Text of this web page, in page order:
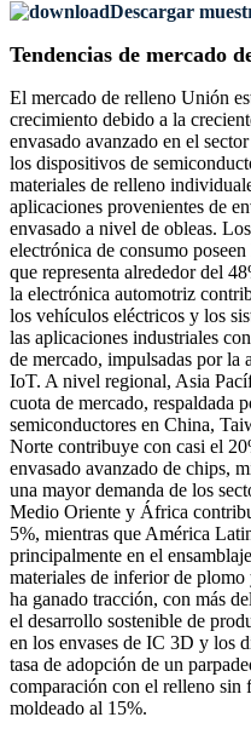
Descargar
Tendencias de mercado
El mercado de relleno Unión
crecimiento debido a la
envasado avanzado en el
los dispositivos de
materiales de relleno
aplicaciones provenientes de
envasado a nivel de obleas.
electrónica de consumo
que representa alrededor del
la electrónica automotriz
los vehículos eléctricos y los
las aplicaciones industriales
de mercado, impulsadas por
IoT. A nivel regional, Asia
cuota de mercado, respaldada
semiconductores en China,
Norte contribuye con casi el
envasado avanzado de chips,
una mayor demanda de los
Medio Oriente y África
5%, mientras que América
principalmente en el
materiales de inferior de
ha ganado tracción, con más
el desarrollo sostenible de
en los envases de IC 3D y los
tasa de adopción de un
comparación con el relleno
moldeado al 15%.